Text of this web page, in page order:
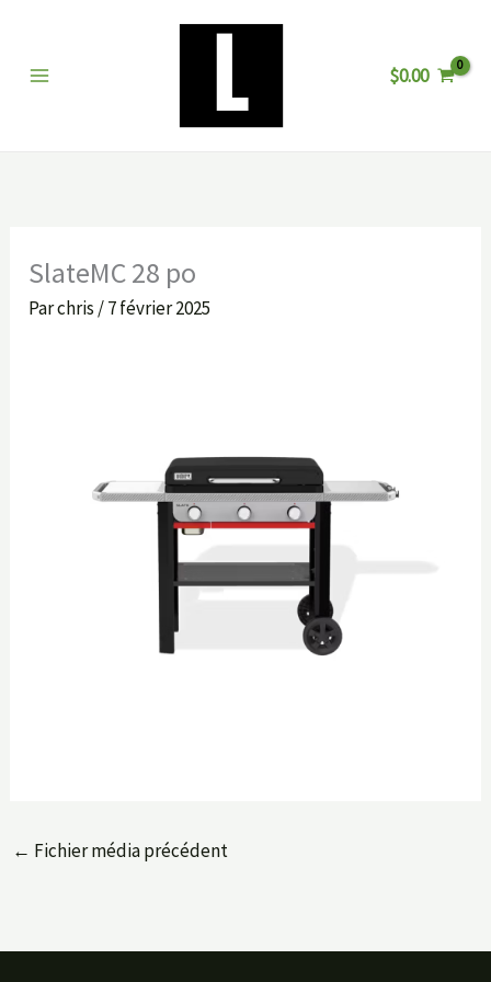
contenu
$0.00
SlateMC 28 po
Parchris /7 février 2025
← Fichier média précédent